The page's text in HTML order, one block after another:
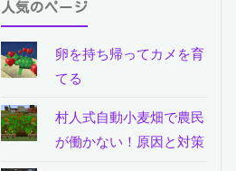
人気のページ
卵を持ち帰ってカメを育
てる
村人式自動小麦畑で農民
が働かない！原因と対策